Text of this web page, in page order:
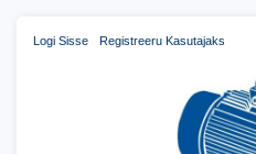
Logi Sisse Registreeru Kasutajaks